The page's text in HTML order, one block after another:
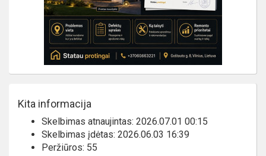
Kita informacija
Skelbimas atnaujintas: 2026.07.01 00:15
Skelbimas įdėtas: 2026.06.03 16:39
Peržiūros: 55